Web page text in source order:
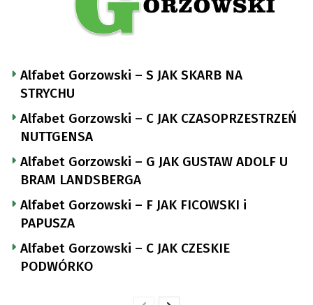
Alfabet Gorzowski – S JAK SKARB NA
STRYCHU
Alfabet Gorzowski – C JAK CZASOPRZESTRZEŃ
NUTTGENSA
Alfabet Gorzowski – G JAK GUSTAW ADOLF U
BRAM LANDSBERGA
Alfabet Gorzowski – F JAK FICOWSKI i
PAPUSZA
Alfabet Gorzowski – C JAK CZESKIE
PODWÓRKO